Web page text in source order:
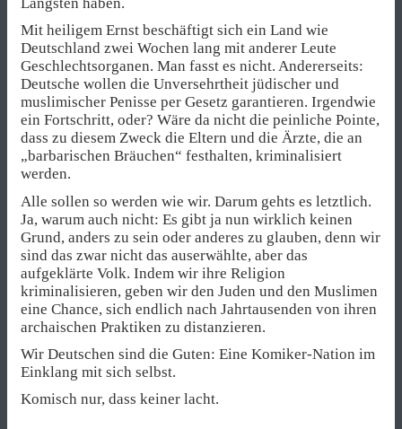
Mit heiligem Ernst beschäftigt sich ein Land wie
Deutschland zwei Wochen lang mit anderer Leute
Geschlechtsorganen. Man fasst es nicht. Andererseits:
Deutsche wollen die Unversehrtheit jüdischer und
muslimischer Penisse per Gesetz garantieren. Irgendwie
ein Fortschritt, oder? Wäre da nicht die peinliche Pointe,
dass zu diesem Zweck die Eltern und die Ärzte, die an
„barbarischen Bräuchen“ festhalten, kriminalisiert
werden.
Alle sollen so werden wie wir. Darum gehts es letztlich.
Ja, warum auch nicht: Es gibt ja nun wirklich keinen
Grund, anders zu sein oder anderes zu glauben, denn wir
sind das zwar nicht das auserwählte, aber das
aufgeklärte Volk. Indem wir ihre Religion
kriminalisieren, geben wir den Juden und den Muslimen
eine Chance, sich endlich nach Jahrtausenden von ihren
archaischen Praktiken zu distanzieren.
Wir Deutschen sind die Guten: Eine Komiker-Nation im
Einklang mit sich selbst.
Komisch nur, dass keiner lacht.